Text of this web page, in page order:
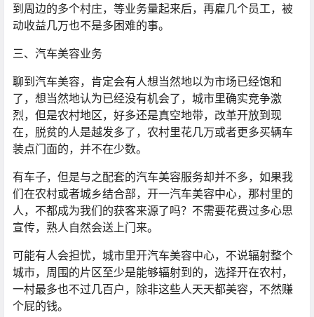
到周边的多个村庄，等业务量起来后，再雇几个员工，被
动收益几万也不是多困难的事。
三、汽车美容业务
聊到汽车美容，肯定会有人想当然地以为市场已经饱和
了，想当然地认为已经没有机会了，城市里确实竞争激
烈，但是农村地区，好多还是真空地带，改革开放到现
在，脱贫的人是越发多了，农村里花几万或者更多买辆车
装点门面的，并不在少数。
有车子，但是与之配套的汽车美容服务却并不多，如果我
们在农村或者城乡结合部，开一汽车美容中心，那村里的
人，不都成为我们的获客来源了吗？不需要花费过多心思
宣传，熟人自然会送上门来。
可能有人会担忧，城市里开汽车美容中心，不说辐射整个
城市，周围的片区至少是能够辐射到的，选择开在农村，
一村最多也不过几百户，除非这些人天天都美容，不然赚
个屁的钱。